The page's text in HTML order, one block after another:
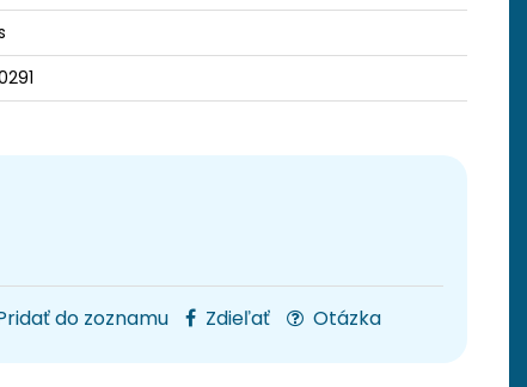
do zoznamu Zdieľať Otázka